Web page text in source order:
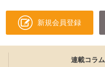
新規会員登録
連載コラム